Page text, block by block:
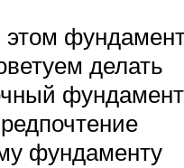
делать
фундаменту